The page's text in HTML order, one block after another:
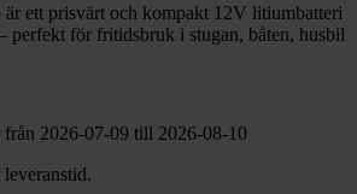
ett prisvärt och kompakt 12V litiumbatteri
perfekt för fritidsbruk i stugan, båten, husbil
från 2026-07-09 till 2026-08-10
leveranstid.